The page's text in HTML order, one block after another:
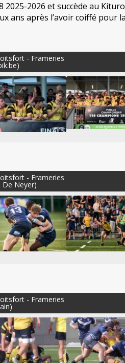
2026 et succède au
ans après l’avoir coiffé pour
- Frameries
- Frameries
De Neyer)
- Frameries